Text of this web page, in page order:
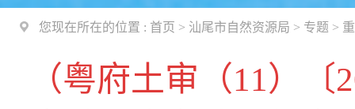
您现在所在的位置 : 首页 > 汕尾市自然资源局 > 专题 >
（粤府土审（11）